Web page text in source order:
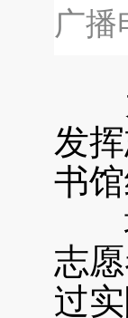
广播
为
发
书
培
志
过